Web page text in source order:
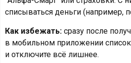
списываться деньги (например,
Как избежать: сразу после
в мобильном приложении
и отключите всё лишнее.